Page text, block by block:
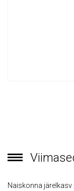
Naiskonna